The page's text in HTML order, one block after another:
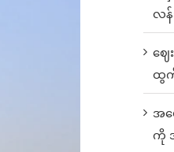
လန်
ဈေ
ထွ
အ
ကို